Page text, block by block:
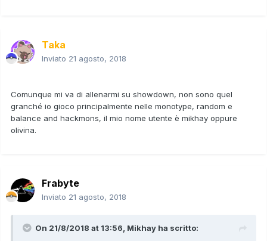
Taka
Inviato 21 agosto, 2018
Comunque mi va di allenarmi su showdown, non sono quel
granché io gioco principalmente nelle monotype, random e
balance and hackmons, il mio nome utente è mikhay oppure
olivina.
Frabyte
Inviato 21 agosto, 2018
On 21/8/2018 at 13:56, Mikhay ha scritto: